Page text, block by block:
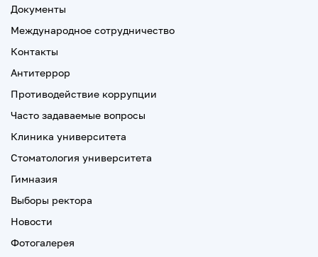
Документы
Международное сотрудничество
Контакты
Антитеррор
Противодействие коррупции
Часто задаваемые вопросы
Клиника университета
Стоматология университета
Гимназия
Выборы ректора
Новости
Фотогалерея